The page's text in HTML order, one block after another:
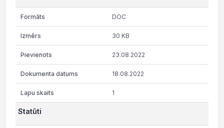
DOC
30 KB
23.08.2022
18.08.2022
1
Statūti